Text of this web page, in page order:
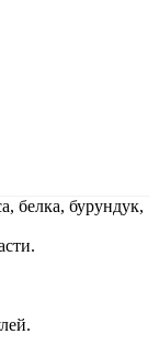
белка, бурундук,